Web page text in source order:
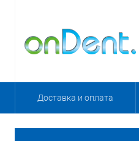
Доставка и оплата